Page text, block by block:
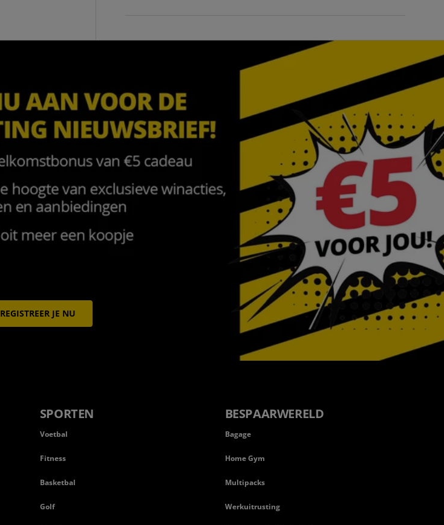
REGISTREER JE NU
SPORTEN
Voetbal
Fitness
Basketbal
Golf
BESPAARWERELD
Bagage
Home Gym
Multipacks
Werkuitrusting